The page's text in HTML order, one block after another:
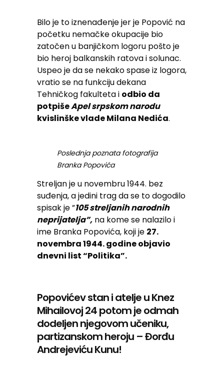
Bilo je to iznenađenje jer je Popović na
početku nemačke okupacije bio
zatočen u banjičkom logoru pošto je
bio heroj balkanskih ratova i solunac.
Uspeo je da se nekako spase iz logora,
vratio se na funkciju dekana
Tehničkog fakulteta i odbio da
potpišeApelsrpskom narodu
kvislinške vlade Milana Nedića.
Poslednja poznata fotografija
Branka Popovića
Streljan je u novembru 1944. bez
suđenja, a jedini trag da se to dogodilo
spisak je ”105 streljanih narodnih
neprijatelja”, na kome se nalazilo i
ime Branka Popovića, koji je 27.
novembra 1944. godine objavio
dnevni list “Politika”.
Popovićev stan i atelje u Knez
Mihailovoj 24 potom je odmah
dodeljen njegovom učeniku,
partizanskom heroju – Đorđu
Andrejeviću Kunu!